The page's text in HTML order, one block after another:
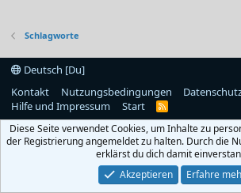
Schlagworte
Deutsch [Du]
Kontakt
Nutzungsbedingungen
Hilfe und Impressum
Start
R
S
Diese Seite verwendet Cookies, um Inhalte zu
der Registrierung angemeldet zu halten. Durch die
erklärst du dich damit
Akzeptieren
Erfahre